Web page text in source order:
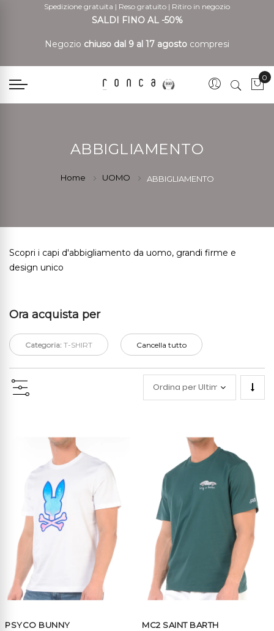
Spedizione gratuita | Reso gratuito | Ritiro in negozio
SALDI FINO AL -50%
Negozio chiuso dal 9 al 17 agosto compresi
0
ABBIGLIAMENTO
Home UOMO ABBIGLIAMENTO
Scopri i capi d'abbigliamento da uomo, grandi firme e
design unico
Ora acquista per
Categoria: T-SHIRT Cancella tutto
PSYCO BUNNY MC2 SAINT BARTH